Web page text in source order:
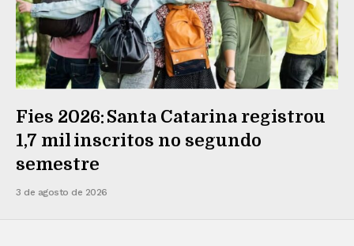
Fies 2026: Santa Catarina registrou
1,7 mil inscritos no segundo
semestre
3 de agosto de 2026